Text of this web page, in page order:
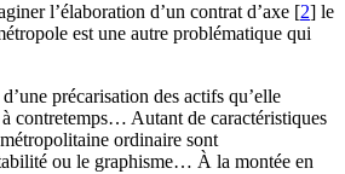
l’élaboration d’un contrat d’axe [2] le
est une autre problématique qui
précarisation des actifs qu’elle
contretemps… Autant de caractéristiques
ordinaire sont
ou le graphisme… À la montée en